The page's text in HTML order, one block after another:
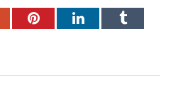
PinterestLinkedInTumblr